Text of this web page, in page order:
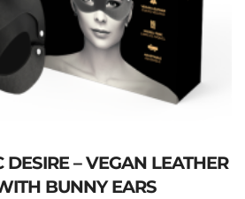
DESIRE – VEGAN LEATHER
BUNNY EARS